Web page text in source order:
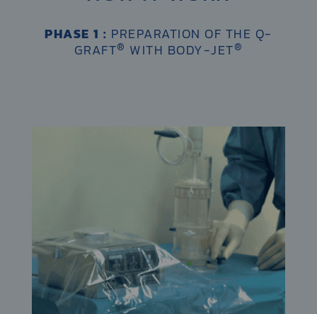
PHASE 1 : PREPARATION OF THE Q-
GRAFT® WITH BODY-JET®